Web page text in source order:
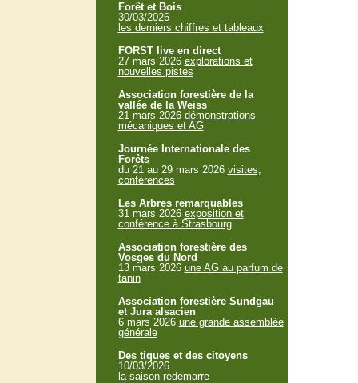
Forêt et Bois
30/03/2026
les derniers chiffres et tableaux
FORST live en direct
27 mars 2026 explorations et
nouvelles pistes
Association forestière de la
vallée de la Weiss
21 mars 2026 démonstrations
mécaniques et AG
Journée Internationale des
Forêts
du 21 au 29 mars 2026 visites,
conférences
Les Arbres remarquables
31 mars 2026 exposition et
conférence à Strasbourg
Association forestière des
Vosges du Nord
13 mars 2026 une AG au parfum de
tanin
Association forestière Sundgau
et Jura alsacien
6 mars 2026 une grande assemblée
générale
Des tiques et des citoyens
10/03/2026
la saison redémarre